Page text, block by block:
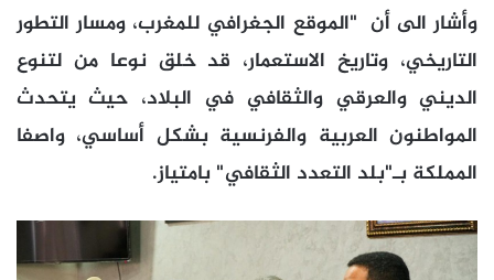
وأشار الى أن "الموقع الجغرافي للمغرب، ومسار التطور
التاريخي، وتاريخ الاستعمار، قد خلق نوعا من لتنوع
الديني والعرقي والثقافي في البلاد، حيث يتحدث
المواطنون العربية والفرنسية بشكل أساسي، واصفا
المملكة بـ"بلد التعدد الثقافي" بامتياز.